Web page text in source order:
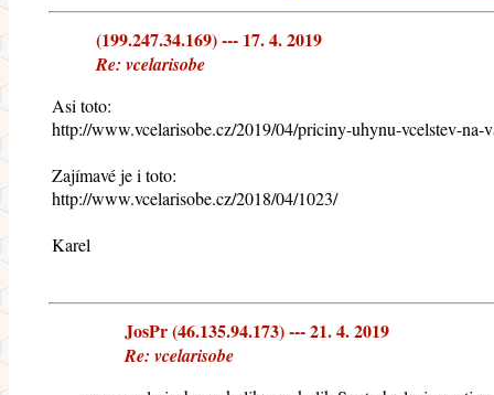
(199.247.34.169) --- 17. 4. 2019
Re: vcelarisobe
Asi toto:
http://www.vcelarisobe.cz/2019/04/priciny-uhynu-vcelstev-na-
Zajímavé je i toto:
http://www.vcelarisobe.cz/2018/04/1023/
Karel
JosPr (46.135.94.173) --- 21. 4. 2019
Re: vcelarisobe